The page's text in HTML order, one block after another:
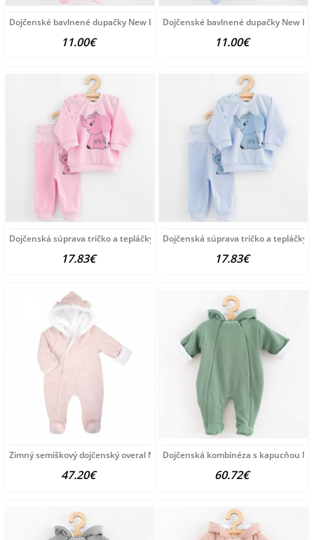
Dojčenské bavlnené dupačky New Baby Happy Elephant pink
11.00€
Dojčenské bavlnené dupačky New
11.00€
Dojčenská súprava tričko a tepláčky New Baby Happy
17.83€
Dojčenská súprava tričko a tepláčky
17.83€
Zimný semiškový dojčenský overal Nicol Emily podľa
47.20€
Dojčenská kombinéza s kapucňou
60.72€